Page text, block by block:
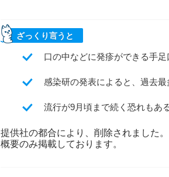
ざっくり言うと
口の中などに発疹ができる手
感染研の発表によると、過去
流行が9月頃まで続く恐れもあ
提供社の都合により、削除されました。
概要のみ掲載しております。